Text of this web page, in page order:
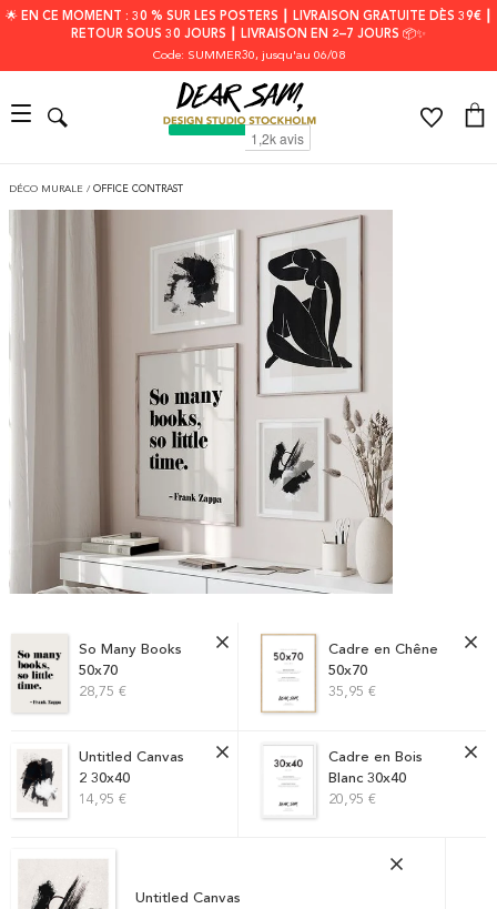
🌟 EN CE MOMENT : 30 % SUR LES POSTERS ┃ LIVRAISON GRATUITE DÈS 39€ ┃
RETOUR SOUS 30 JOURS ┃ LIVRAISON EN 2–7 JOURS 📦✨
Code: SUMMER30, jusqu'au 06/08
DÉCO MURALE / OFFICE CONTRAST
Cadre en Chêne
50x70
35,95 €
So Many Books
50x70
28,75 €
Cadre en Bois
Blanc 30x40
20,95 €
Untitled Canvas
2 30x40
14,95 €
Untitled Canvas